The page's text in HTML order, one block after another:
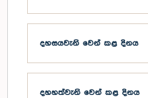
දහසයවැනි වෙන් කළ දිනය
දහහත්වැනි වෙන් කළ දිනය